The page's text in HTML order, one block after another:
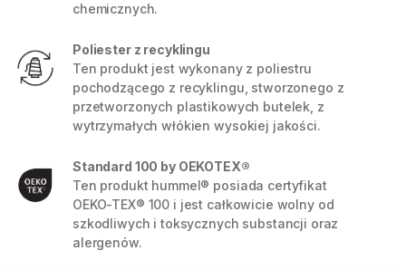
chemicznych.
Poliester z recyklingu
Ten produkt jest wykonany z poliestru
pochodzącego z recyklingu, stworzonego z
przetworzonych plastikowych butelek, z
wytrzymałych włókien wysokiej jakości.
Standard 100 by OEKOTEX®
Ten produkt hummel® posiada certyfikat
OEKO-TEX® 100 i jest całkowicie wolny od
szkodliwych i toksycznych substancji oraz
alergenów.